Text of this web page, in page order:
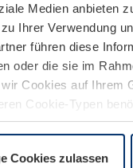
Medien anbieten
Ihrer Verwendung
führen diese
oder die sie im
Cookies auf Ihrem
Cookie-Typen
Seite
Cookies zulassen